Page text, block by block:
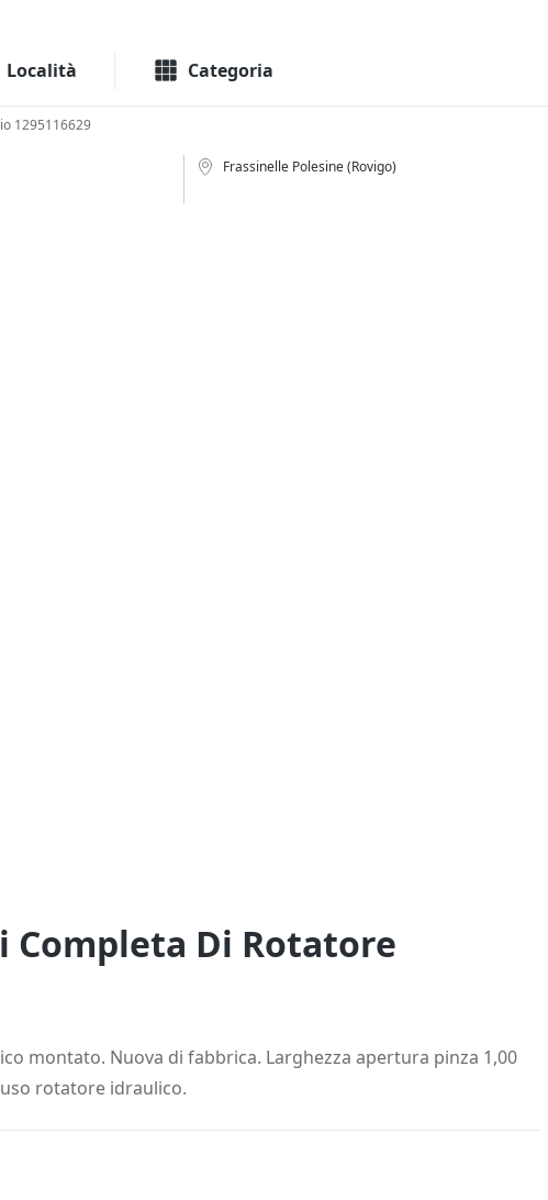
Località Categoria
1295116629
Frassinelle Polesine (Rovigo)
Completa Di Rotatore
montato. Nuova di fabbrica. Larghezza apertura pinza 1,00
rotatore idraulico.